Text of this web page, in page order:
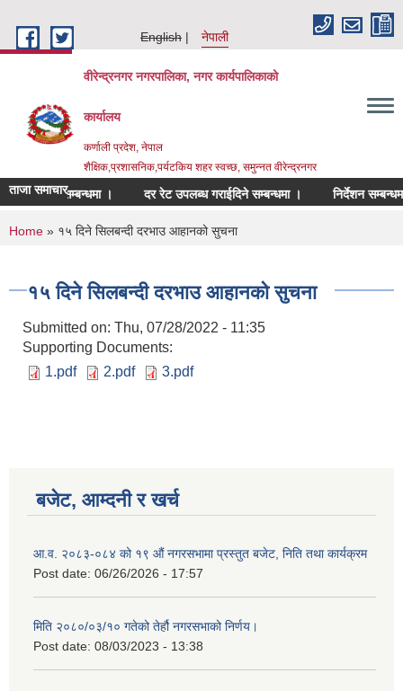
English
नेपाली
वीरेन्द्रनगर नगरपालिका, नगर कार्यपालिकाको
कार्यालय
कर्णाली प्रदेश, नेपाल
शैक्षिक,प्रशासनिक,पर्यटकिय शहर स्वच्छ, समुन्नत वीरेन्द्रनगर
ताजा समाचार
पेश गर्ने सम्बन्धमा । दर रेट उपलब्ध गराईदिने सम्बन्धमा । निर्देशन सम्बन्धमा ।
You are here
Home » १५ दिने सिलबन्दी दरभाउ आहानको सुचना
१५ दिने सिलबन्दी दरभाउ आहानको सुचना
Submitted on: Thu, 07/28/2022 - 11:35
Supporting Documents:
1.pdf
2.pdf 3.pdf
बजेट, आम्दनी र खर्च
आ.व. २०८३-०८४ को १९ औं नगरसभामा प्रस्तुत बजेट, निति तथा कार्यक्रम
Post date: 06/26/2026 - 17:57
मिति २०८०/०३/१० गतेको तेर्हौ नगरसभाको निर्णय।
Post date: 08/03/2023 - 13:38